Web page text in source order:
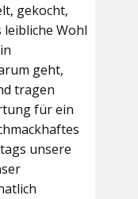
gekocht,
Wohl
geht,
tragen
für ein
unsere